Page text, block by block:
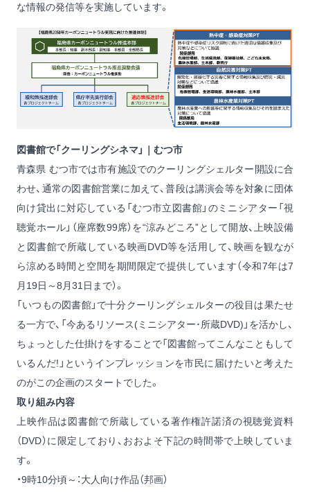
な情報の発信等を実施しています。
図書館で「クーリングシネマ」｜むつ市
青森県 むつ市では市有施設でのクーリングシェルター開設に合
わせ、通常の図書館営業に加えて、普段は講演会等を対象に団体
向け貸出に対応している「むつ市立図書館」のミニシアター「視
聴覚ホール」（座席数99席）を“涼みどころ”として開放、上映設備
と図書館で所蔵している映画DVD等を活用して、映画を観なが
ら涼める時間と空間を期間限定で提供しています（令和7年は7
月19日～8月31日まで）。
「いつもの図書館」で十分クーリングシェルターの役目は果たせ
る一方で、「今あるリソース(ミニシアター･所蔵DVD)」を活かし、
ちょっとした仕掛けをすることで「図書館ってこんなこともして
いるんだ!」というインプレッションを市民に届けたいと考えた
のがこの企画のスタートでした。
取り組み内容
上映作品は図書館で所蔵している著作権許諾済の視聴覚資料
（DVD）に限定しており、おおよそ下記の時間帯で上映していま
す。
・9時10分頃～：大人向け作品（邦画）